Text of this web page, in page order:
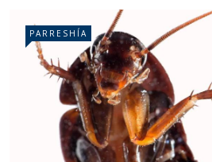
PARRESHÍA